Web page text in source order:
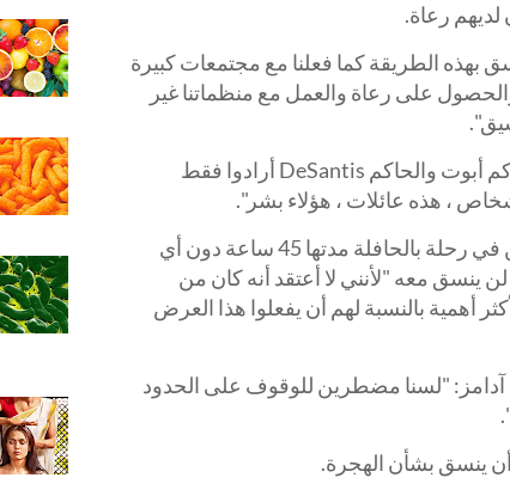
لديهم رعاة.
بهذه الطريقة كما فعلنا مع مجتمعات كبيرة
على رعاة والعمل مع منظماتنا غير
وأضاف: "لم يكن هناك تنسيق على الإطلاق مع الحاكم أبوت والحاكم DeSantis أرادوا فقط
، هذه عائلات ، هؤلاء بشر".
ومضى آدامز في الادعاء بأن أبوت ترسل المهاجرين في رحلة بالحافلة مدتها 45 ساعة دون أي
ينسق معه "لأنني لا أعتقد أنه كان من
أهمية بالنسبة لهم أن يفعلوا هذا العرض
آدامز: "لسنا مضطرين للوقوف على الحدود
ينسق بشأن الهجرة.